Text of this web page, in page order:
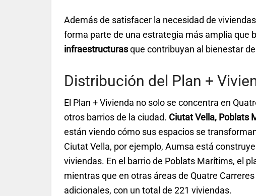
Además de satisfacer la necesidad de
forma parte de una estrategia más amplia que
infraestructurasque contribuyan al bienestar
Distribución del Plan +
El Plan + Vivienda no solo se concentra en
otros barrios de la ciudad. Ciutat Vella, Poblats
están viendo cómo sus espacios se
Ciutat Vella, por ejemplo, Aumsa está
viviendas. En el barrio de Poblats Marítims, el
mientras que en otras áreas de Quatre
adicionales, con un total de 221 viviendas.